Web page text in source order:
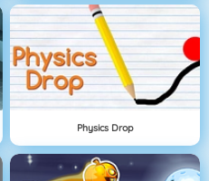
Physics Drop